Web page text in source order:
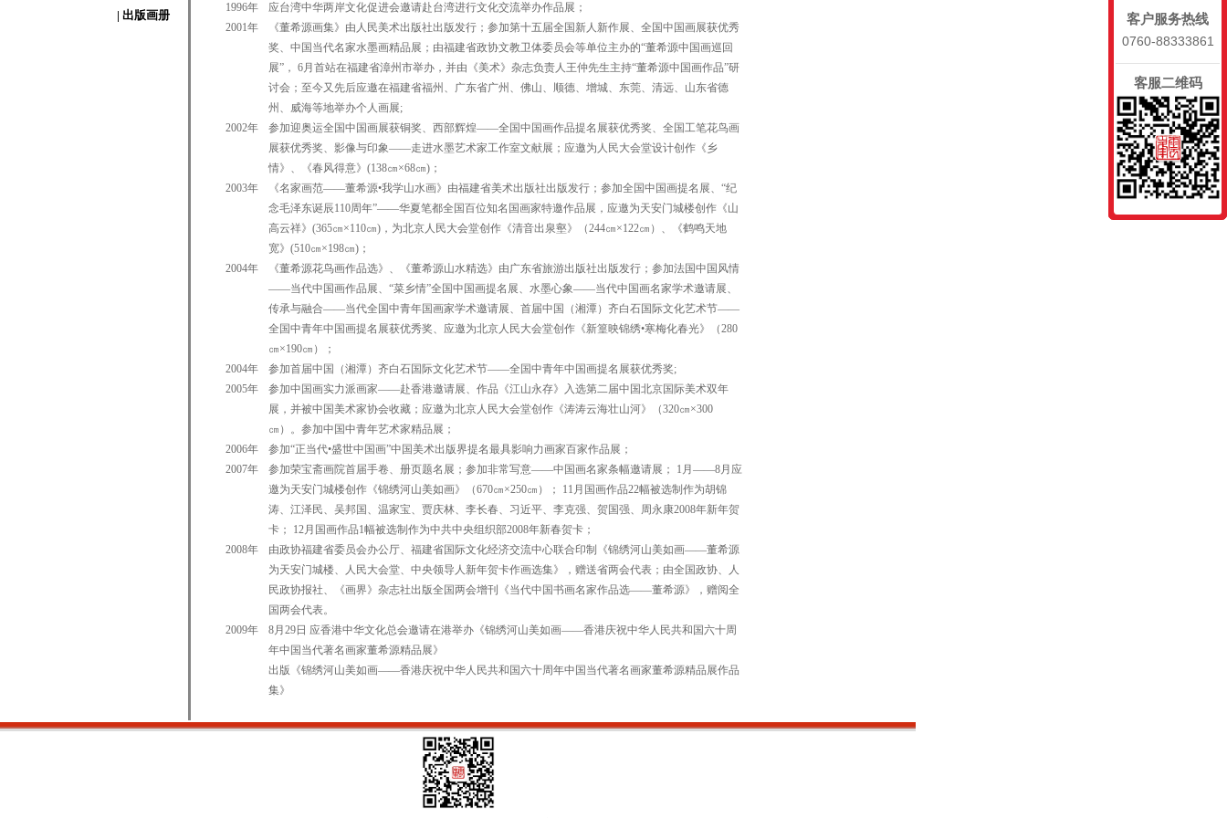
| 出版画册
1996年
应台湾中华两岸文化促进会邀请赴台湾进行文化交流举办作品展；
2001年
《董希源画集》由人民美术出版社出版发行；参加第十五届全国新人新作展、全国中国画展获优秀
奖、中国当代名家水墨画精品展；由福建省政协文教卫体委员会等单位主办的“董希源中国画巡回
展”， 6月首站在福建省漳州市举办，并由《美术》杂志负责人王仲先生主持“董希源中国画作品”研
讨会；至今又先后应邀在福建省福州、广东省广州、佛山、顺德、增城、东莞、清远、山东省德
州、威海等地举办个人画展;
2002年
参加迎奥运全国中国画展获铜奖、西部辉煌——全国中国画作品提名展获优秀奖、全国工笔花鸟画
展获优秀奖、影像与印象——走进水墨艺术家工作室文献展；应邀为人民大会堂设计创作《乡
情》、《春风得意》(138㎝×68㎝)；
2003年
《名家画范——董希源•我学山水画》由福建省美术出版社出版发行；参加全国中国画提名展、“纪
念毛泽东诞辰110周年”——华夏笔都全国百位知名国画家特邀作品展，应邀为天安门城楼创作《山
高云祥》(365㎝×110㎝)，为北京人民大会堂创作《清音出泉壑》（244㎝×122㎝）、《鹤鸣天地
宽》(510㎝×198㎝)；
2004年
《董希源花鸟画作品选》、《董希源山水精选》由广东省旅游出版社出版发行；参加法国中国风情
——当代中国画作品展、“菜乡情”全国中国画提名展、水墨心象——当代中国画名家学术邀请展、
传承与融合——当代全国中青年国画家学术邀请展、首届中国（湘潭）齐白石国际文化艺术节——
全国中青年中国画提名展获优秀奖、应邀为北京人民大会堂创作《新篁映锦绣•寒梅化春光》（280
㎝×190㎝）；
2004年
参加首届中国（湘潭）齐白石国际文化艺术节——全国中青年中国画提名展获优秀奖;
2005年
参加中国画实力派画家——赴香港邀请展、作品《江山永存》入选第二届中国北京国际美术双年
展，并被中国美术家协会收藏；应邀为北京人民大会堂创作《涛涛云海壮山河》（320㎝×300
㎝）。参加中国中青年艺术家精品展；
2006年
参加“正当代•盛世中国画”中国美术出版界提名最具影响力画家百家作品展；
2007年
参加荣宝斋画院首届手卷、册页题名展；参加非常写意——中国画名家条幅邀请展； 1月——8月应
邀为天安门城楼创作《锦绣河山美如画》（670㎝×250㎝）； 11月国画作品22幅被选制作为胡锦
涛、江泽民、吴邦国、温家宝、贾庆林、李长春、习近平、李克强、贺国强、周永康2008年新年贺
卡； 12月国画作品1幅被选制作为中共中央组织部2008年新春贺卡；
2008年
由政协福建省委员会办公厅、福建省国际文化经济交流中心联合印制《锦绣河山美如画——董希源
为天安门城楼、人民大会堂、中央领导人新年贺卡作画选集》，赠送省两会代表；由全国政协、人
民政协报社、《画界》杂志社出版全国两会增刊《当代中国书画名家作品选——董希源》，赠阅全
国两会代表。
2009年
8月29日 应香港中华文化总会邀请在港举办《锦绣河山美如画——香港庆祝中华人民共和国六十周
年中国当代著名画家董希源精品展》
出版《锦绣河山美如画——香港庆祝中华人民共和国六十周年中国当代著名画家董希源精品展作品
集》
客户服务热线
0760-88333861
客服二维码